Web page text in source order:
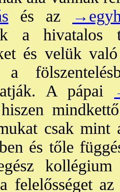
és az
a hivatalos
és velük
a
A pápai
csak
és tőle
felelősséget